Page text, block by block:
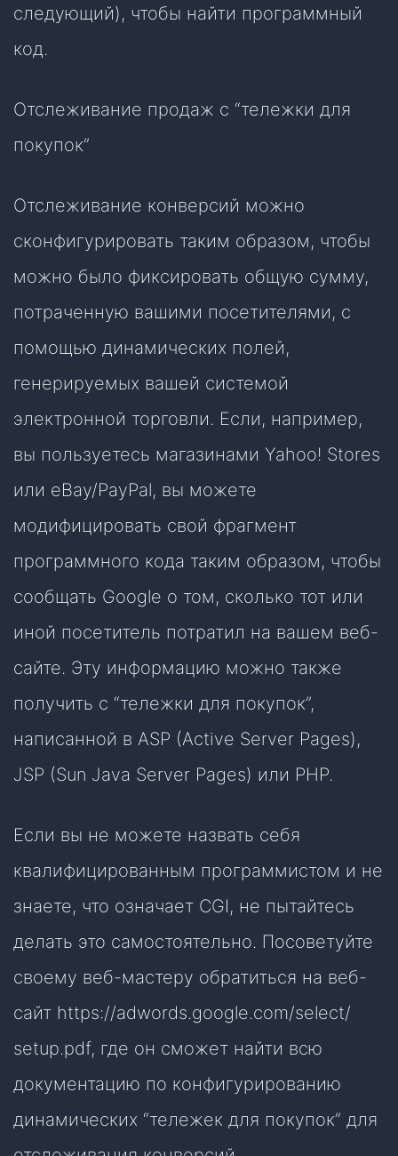
следующий), чтобы найти программный
код.
Отслеживание продаж с “тележки для
покупок”
Отслеживание конверсий можно
сконфигурировать таким образом, чтобы
можно было фиксировать общую сумму,
потраченную вашими посетителями, с
помощью динамических полей,
генерируемых вашей системой
электронной торговли. Если, например,
вы пользуетесь магазинами Yahoo! Stores
или eBay/PayPal, вы можете
модифицировать свой фрагмент
программного кода таким образом, чтобы
сообщать Google о том, сколько тот или
иной посетитель потратил на вашем веб-
сайте. Эту информацию можно также
получить с “тележки для покупок”,
написанной в ASP (Active Server Pages),
JSP (Sun Java Server Pages) или PHP.
Если вы не можете назвать себя
квалифицированным программистом и не
знаете, что означает CGI, не пытайтесь
делать это самостоятельно. Посоветуйте
своему веб-мастеру обратиться на веб-
сайт https://adwords.google.com/select/
setup.pdf, где он сможет найти всю
документацию по конфигурированию
динамических “тележек для покупок” для